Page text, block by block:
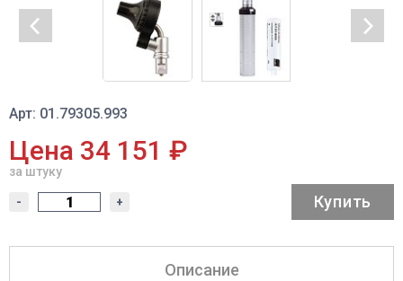
Арт: 01.79305.993
Цена 34 151 ₽
за штуку
- + Купить
Описание